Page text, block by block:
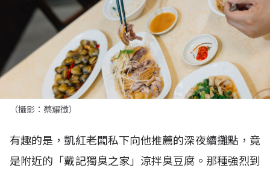
（攝影：蔡耀徵）
有趣的是，凱紅老闆私下向他推薦的深夜續攤點，竟
是附近的「戴記獨臭之家」涼拌臭豆腐。那種強烈到